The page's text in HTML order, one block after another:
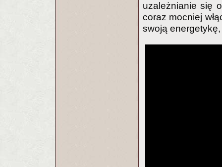
uzależnianie się
coraz mocniej
swoją